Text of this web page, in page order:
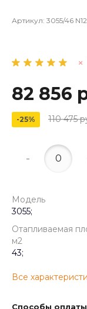
Артикул: 3055/46
82 856
-25% 110 475
-
Модель
3055;
Отапливаемая
м2
43;
Все
Способы оплаты